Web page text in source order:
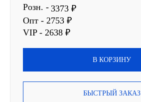
Розн. - 3373 ₽
Опт - 2753 ₽
VIP - 2638 ₽
В КОРЗИНУ
БЫСТРЫЙ ЗАКАЗ